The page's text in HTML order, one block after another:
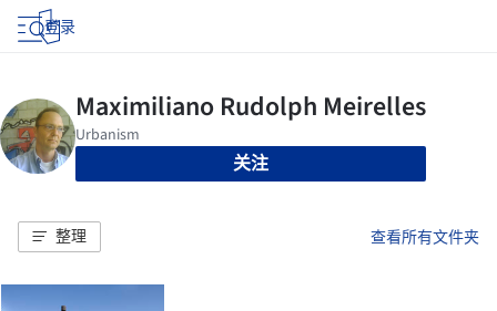
登录
关注
整理 查看所有文件夹